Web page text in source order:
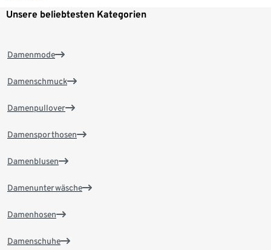
Unsere beliebtesten Kategorien
Damenmode
Damenschmuck
Damenpullover
Damensporthosen
Damenblusen
Damenunterwäsche
Damenhosen
Damenschuhe